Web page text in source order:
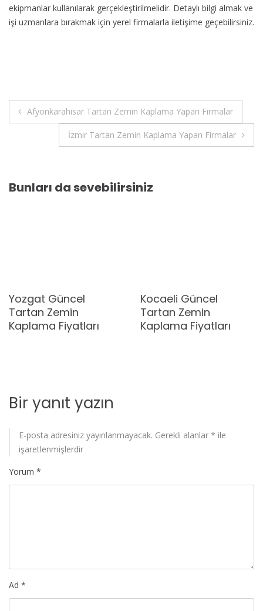
ekipmanlar kullanılarak gerçekleştirilmelidir. Detaylı bilgi almak ve
işi uzmanlara bırakmak için yerel firmalarla iletişime geçebilirsiniz.
Yazı
gezinmesi
Afyonkarahisar Tartan Zemin Kaplama Yapan Firmalar
İzmir Tartan Zemin Kaplama Yapan Firmalar
Bunları da sevebilirsiniz
Yozgat Güncel
Tartan Zemin
Kaplama Fiyatları
Kocaeli Güncel
Tartan Zemin
Kaplama Fiyatları
Bir yanıt yazın
E-posta adresiniz yayınlanmayacak. Gerekli alanlar * ile
işaretlenmişlerdir
Yorum *
Ad *